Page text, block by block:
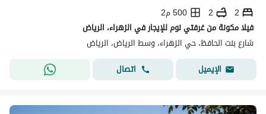
2
2
500 م2
فيلا مكونة من غرفتي نوم للإيجار في الزهراء، الرياض
شارع بنت الحافظ، حي الزهراء، وسط الرياض، الرياض
الإيميل
اتصال